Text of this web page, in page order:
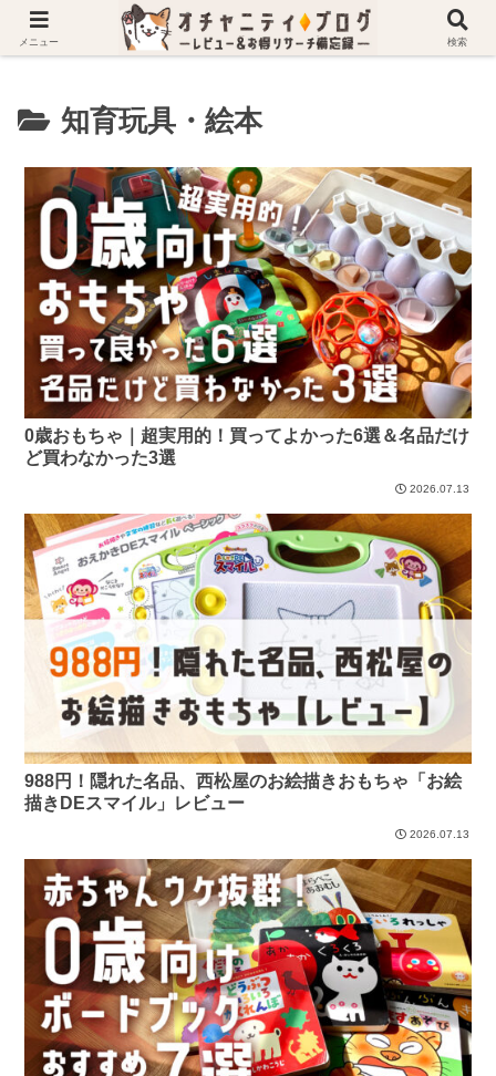
ホーム 知育玩具・絵本
知育玩具・絵本
0歳おもちゃ｜超実用的！買ってよかった6選＆名品だけ
ど買わなかった3選
2026.07.13
988円！隠れた名品、西松屋のお絵描きおもちゃ「お絵
描きDEスマイル」レビュー
2026.07.13
メニュー 検索